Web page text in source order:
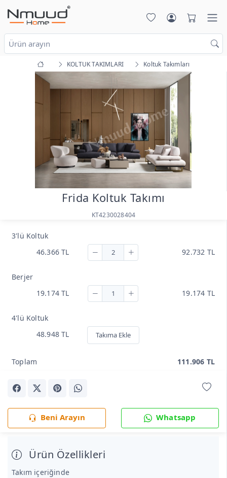
KOLTUK TAKIMLARI Koltuk Takımları
Frida Koltuk Takımı
KT4230028404
3'lü Koltuk
46.366 TL
92.732 TL
Berjer
19.174 TL
19.174 TL
4'lü Koltuk
48.948 TL
Takıma Ekle
Toplam 111.906 TL
Beni Arayın Whatsapp
Ürün Özellikleri
Takım içeriğinde